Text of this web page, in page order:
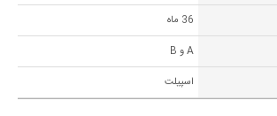
36 ماه
A و B
اسپیلت